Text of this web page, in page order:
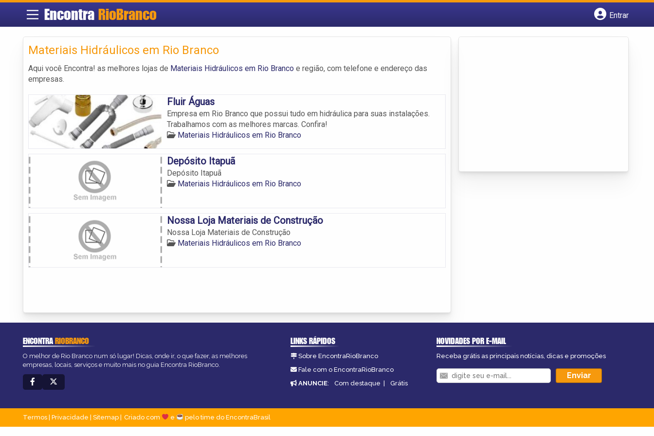
Encontra RioBranco
Entrar
Materiais Hidráulicos em Rio Branco
Aqui você Encontra! as melhores lojas de Materiais Hidráulicos em Rio Branco e região, com telefone e endereço das
empresas.
Fluir Águas
Empresa em Rio Branco que possui tudo em hidráulica para suas instalações.
Trabalhamos com as melhores marcas. Confira!
Materiais Hidráulicos em Rio Branco
Depósito Itapuã
Depósito Itapuã
Materiais Hidráulicos em Rio Branco
Nossa Loja Materiais de Construção
Nossa Loja Materiais de Construção
Materiais Hidráulicos em Rio Branco
ENCONTRARIOBRANCO
O melhor de Rio Branco num só lugar! Dicas, onde ir, o que fazer, as melhores
empresas, locais, serviços e muito mais no guia Encontra RioBranco.
LINKS RÁPIDOS
Sobre EncontraRioBranco
Fale com o EncontraRioBranco
ANUNCIE: Com destaque | Grátis
NOVIDADES POR E-MAIL
Receba grátis as principais notícias, dicas e promoções
Termos Privacidade Sitemap Criado com e pelo time do EncontraBrasil